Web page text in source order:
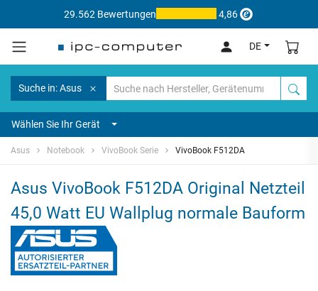
29.562 Bewertungen 4,86
DE
Suche in: Asus
Wählen Sie Ihr Gerät
Asus Notebook VivoBook Serie VivoBook F512DA
Asus VivoBook F512DA Original Netzteil
45,0 Watt EU Wallplug normale Bauform